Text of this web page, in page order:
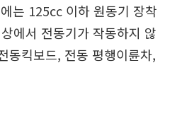
는 125cc 이하 원동기 장착
에서 전동기가 작동하지 않
동킥보드, 전동 평행이륜차,